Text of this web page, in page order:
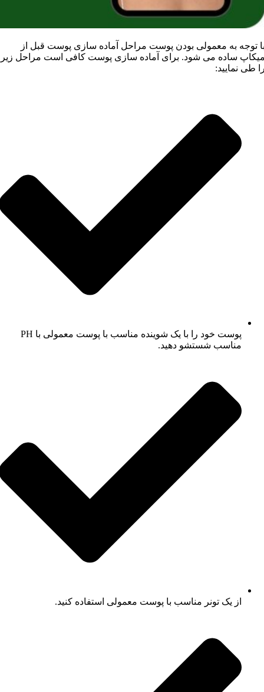
توجه به معمولی بودن پوست مراحل آماده سازی پوست قبل از
ساده می شود. برای آماده سازی پوست کافی است مراحل زیر
طی نمایید:
پوست خود را با یک شوینده مناسب با پوست معمولی با PH
مناسب شستشو دهید.
از یک تونر مناسب با پوست معمولی استفاده کنید.